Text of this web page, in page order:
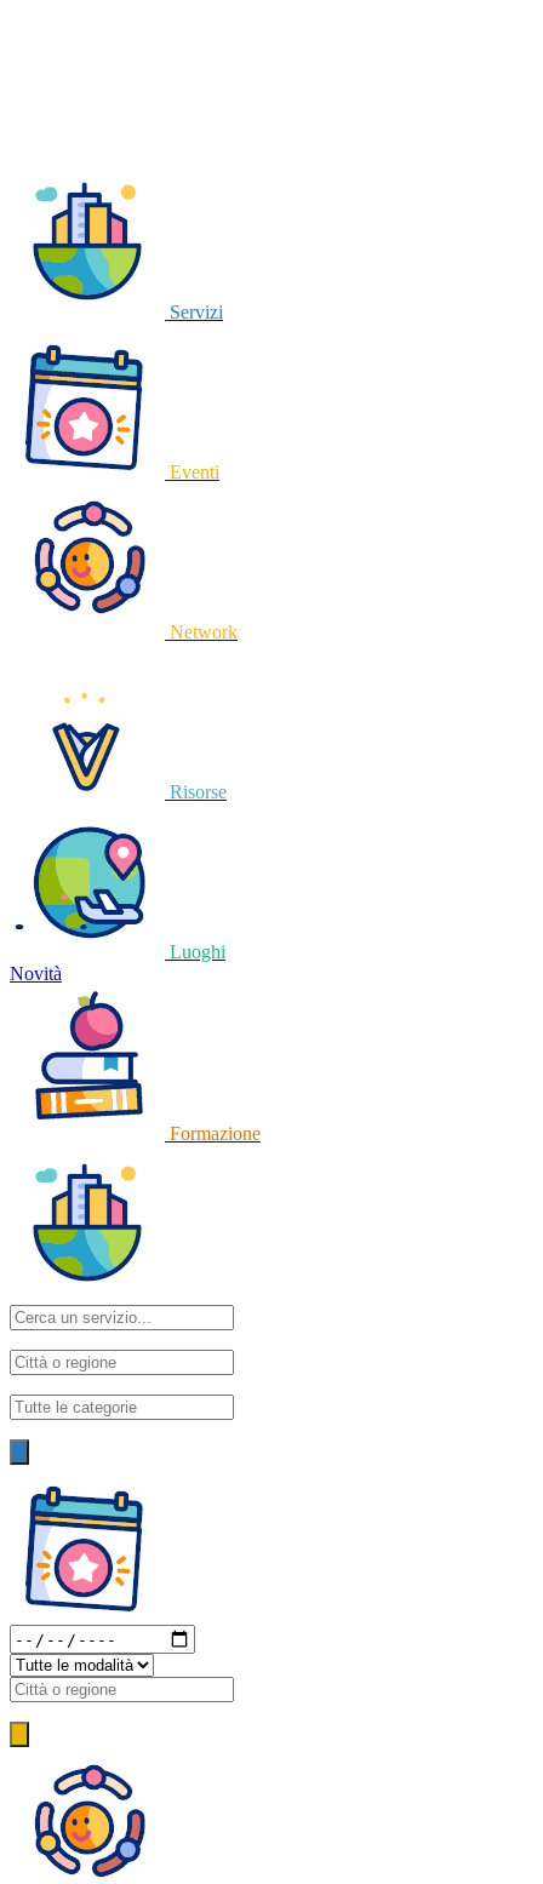
Servizi
Eventi
Network
Risorse
Luoghi
Novità
Formazione